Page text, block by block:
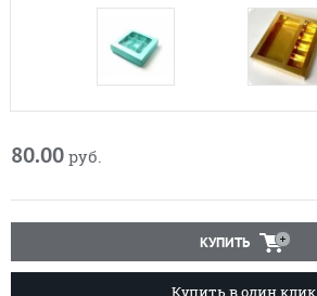
80.00 руб.
КУПИТЬ
Купить в один клик